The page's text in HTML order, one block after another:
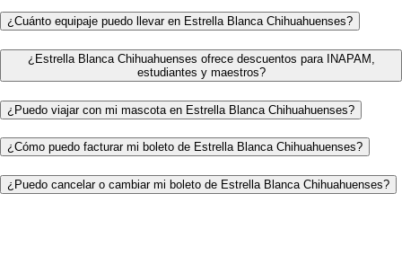
¿Cuánto equipaje puedo llevar en Estrella Blanca Chihuahuenses?
¿Estrella Blanca Chihuahuenses ofrece descuentos para INAPAM,
estudiantes y maestros?
¿Puedo viajar con mi mascota en Estrella Blanca Chihuahuenses?
¿Cómo puedo facturar mi boleto de Estrella Blanca Chihuahuenses?
¿Puedo cancelar o cambiar mi boleto de Estrella Blanca Chihuahuenses?